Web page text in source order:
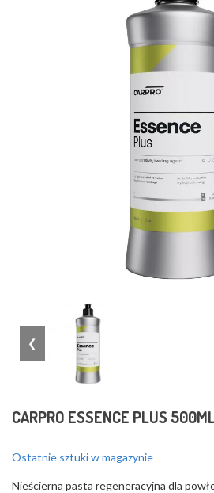
❮
CARPRO ESSENCE PLUS
Ostatnie sztuki w magazynie
Nieścierna pasta regeneracyjna dla